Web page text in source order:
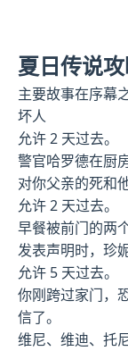
夏日传说攻
主要故事在序幕
坏人
允许 2 天过去。
警官哈罗德在厨
对你父亲的死和
允许 2 天过去。
早餐被前门的两
发表声明时，珍
允许 5 天过去。
你刚跨过家门，
信了。
维尼、维迪、托